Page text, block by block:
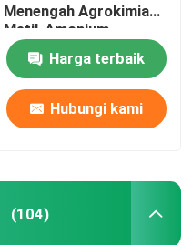
Menengah Agrokimia
Metil-Amonium
Harga terbaik
Hubungi kami
(104)